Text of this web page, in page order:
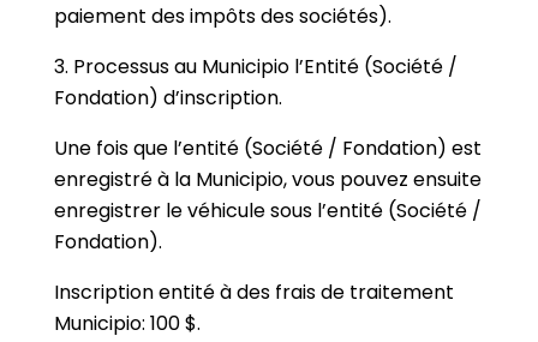
paiement des impôts des sociétés).
3. Processus au Municipio l’Entité (Société /
Fondation) d’inscription.
Une fois que l’entité (Société / Fondation) est
enregistré à la Municipio, vous pouvez ensuite
enregistrer le véhicule sous l’entité (Société /
Fondation).
Inscription entité à des frais de traitement
Municipio: 100 $.